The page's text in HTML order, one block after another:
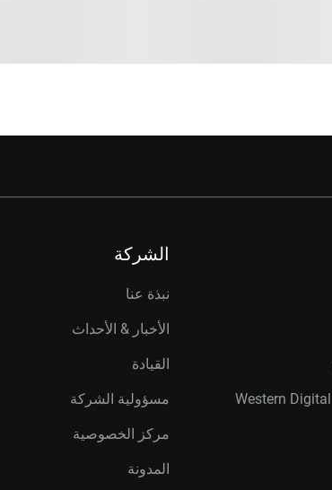
الشركة
نبذة عنا
الأخبار & الأحداث
القيادة
مسؤولية الشركة
مركز الخصوصية
المدونة